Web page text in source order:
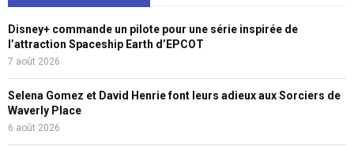
Disney+ commande un pilote pour une série inspirée de
l’attraction Spaceship Earth d’EPCOT
7 août 2026
Selena Gomez et David Henrie font leurs adieux aux Sorciers de
Waverly Place
6 août 2026